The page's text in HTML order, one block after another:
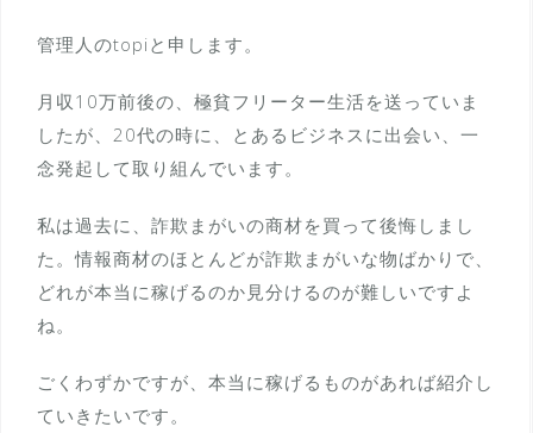
管理人のtopiと申します。
月収10万前後の、極貧フリーター生活を送っていま
したが、20代の時に、とあるビジネスに出会い、一
念発起して取り組んでいます。
私は過去に、詐欺まがいの商材を買って後悔しまし
た。情報商材のほとんどが詐欺まがいな物ばかりで、
どれが本当に稼げるのか見分けるのが難しいですよ
ね。
ごくわずかですが、本当に稼げるものがあれば紹介し
ていきたいです。